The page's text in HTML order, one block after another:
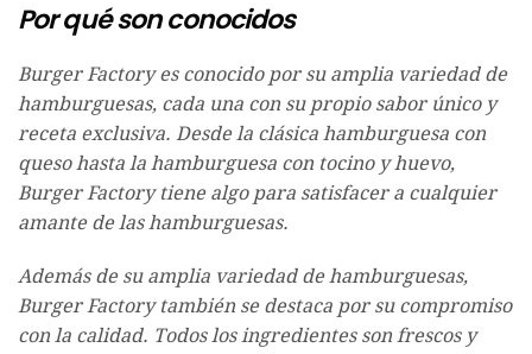
Por qué son conocidos
Burger Factory es conocido por su amplia variedad de
hamburguesas, cada una con su propio sabor único y
receta exclusiva. Desde la clásica hamburguesa con
queso hasta la hamburguesa con tocino y huevo,
Burger Factory tiene algo para satisfacer a cualquier
amante de las hamburguesas.
Además de su amplia variedad de hamburguesas,
Burger Factory también se destaca por su compromiso
con la calidad. Todos los ingredientes son frescos y